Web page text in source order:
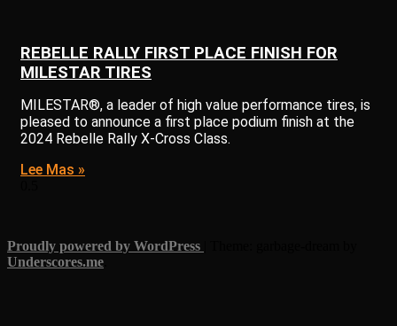
REBELLE RALLY FIRST PLACE FINISH FOR
MILESTAR TIRES
MILESTAR®, a leader of high value performance tires, is
pleased to announce a first place podium finish at the
2024 Rebelle Rally X-Cross Class.
Lee Mas »
Proudly powered by WordPress
Underscores.me